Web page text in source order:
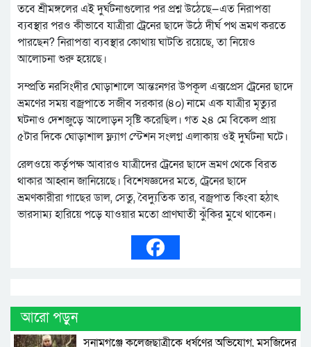
তবে শ্রীমঙ্গলের এই দুর্ঘটনাগুলোর পর প্রশ্ন উঠেছে—এত নিরাপত্তা
ব্যবস্থার পরও কীভাবে যাত্রীরা ট্রেনের ছাদে উঠে দীর্ঘ পথ ভ্রমণ করতে
পারছেন? নিরাপত্তা ব্যবস্থার কোথায় ঘাটতি রয়েছে, তা নিয়েও
আলোচনা শুরু হয়েছে।
সম্প্রতি নরসিংদীর ঘোড়াশালে আন্তঃনগর উপকূল এক্সপ্রেস ট্রেনের ছাদে
ভ্রমণের সময় বজ্রপাতে সজীব সরকার (৪০) নামে এক যাত্রীর মৃত্যুর
ঘটনাও দেশজুড়ে আলোড়ন সৃষ্টি করেছিল। গত ২৪ মে বিকেল প্রায়
৫টার দিকে ঘোড়াশাল ফ্ল্যাগ স্টেশন সংলগ্ন এলাকায় ওই দুর্ঘটনা ঘটে।
রেলওয়ে কর্তৃপক্ষ আবারও যাত্রীদের ট্রেনের ছাদে ভ্রমণ থেকে বিরত
থাকার আহ্বান জানিয়েছে। বিশেষজ্ঞদের মতে, ট্রেনের ছাদে
ভ্রমণকারীরা গাছের ডাল, সেতু, বৈদ্যুতিক তার, বজ্রপাত কিংবা হঠাৎ
ভারসাম্য হারিয়ে পড়ে যাওয়ার মতো প্রাণঘাতী ঝুঁকির মুখে থাকেন।
আরো পড়ুন
সুনামগঞ্জে কলেজছাত্রীকে ধর্ষণের অভিযোগ, মসজিদের